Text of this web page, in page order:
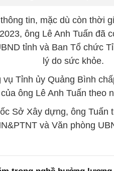
tin, mặc dù còn thời
ông Lê Anh Tuấn đã
tỉnh và Ban Tổ chức
lý do sức khỏe.
Tỉnh ủy Quảng Bình
ông Lê Anh Tuấn theo
Sở Xây dựng, ông Tuấn
và Văn phòng